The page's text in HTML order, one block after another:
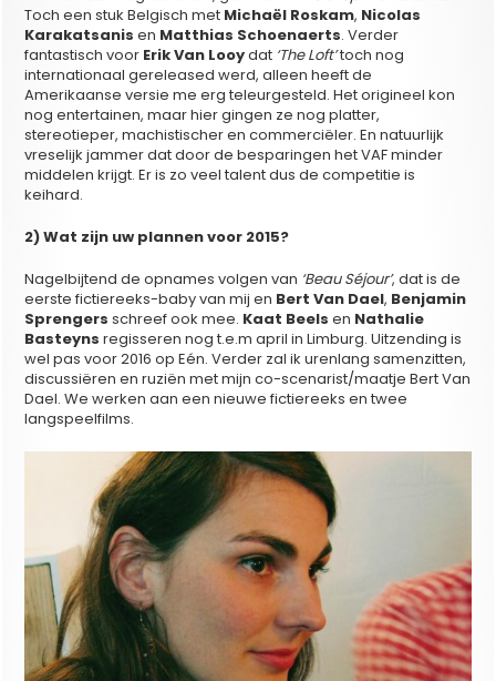
Toch een stuk Belgisch met Michaël Roskam, Nicolas
Karakatsanis en Matthias Schoenaerts. Verder
fantastisch voor Erik Van Looydat ‘The Loft’toch nog
internationaal gereleased werd, alleen heeft de
Amerikaanse versie me erg teleurgesteld. Het origineel kon
nog entertainen, maar hier gingen ze nog platter,
stereotieper, machistischer en commerciëler. En natuurlijk
vreselijk jammer dat door de besparingen het VAF minder
middelen krijgt. Er is zo veel talent dus de competitie is
keihard.
2) Wat zijn uw plannen voor 2015?
Nagelbijtend de opnames volgen van ‘Beau Séjour’, dat is de
eerste fictiereeks-baby van mij en Bert Van Dael, Benjamin
Sprengers schreef ook mee. Kaat Beels en Nathalie
Basteyns regisseren nog t.e.m april in Limburg. Uitzending is
wel pas voor 2016 op Eén. Verder zal ik urenlang samenzitten,
discussiëren en ruziën met mijn co-scenarist/maatje Bert Van
Dael. We werken aan een nieuwe fictiereeks en twee
langspeelfilms.